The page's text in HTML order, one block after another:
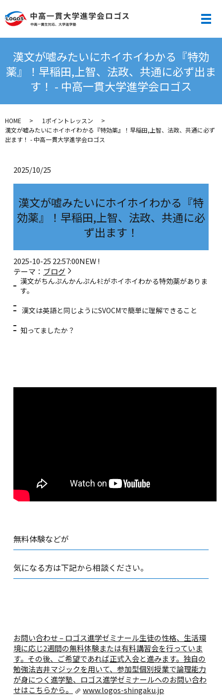
メ
漢文が嘘みたいにホイホイわかる『特効
薬』！早稲田,上智、法政、共通に必ず出ま
す！ - 中高一貫大学進学会ロゴス
HOME
1ポイントレッスン
漢文が嘘みたいにホイホイわかる『特効薬』！早稲田,上智、法政、共通に必ず
出ます！ - 中高一貫大学進学会ロゴス
2025/10/25
漢文が嘘みたいにホイホイわかる『特
効薬』！早稲田,上智、法政、共通に必
ず出ます！
2025-10-25 22:57:00NEW !
テーマ： ブログ
漢文がちんぷんかんぷんｷﾐがホイホイわかる特効薬がありま
す。
漢文は英語と同じようにSVOCMで簡単に理解できること
知ってましたか？
無料体験などが
気になる方は下記から相談ください。
お問い合わせ – ロゴス進学ゼミナール生徒の性格、生活環
境に応じ2週間の無料体験または有料講習会を行っていま
す。その後、ご希望であれば正式入会と進みます。独自の
勉強法吉井マジックを用いて、参加型個別授業で論理能力
が身につく進学塾、ロゴス進学ゼミナールへのお問い合わ
せはこちらから。
www.logos-shingaku.jp